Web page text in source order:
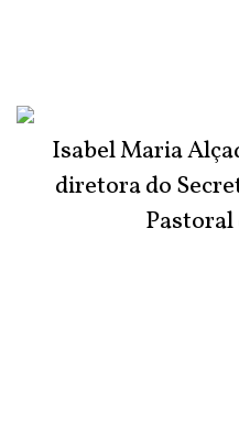
Isabel Maria
diretora do